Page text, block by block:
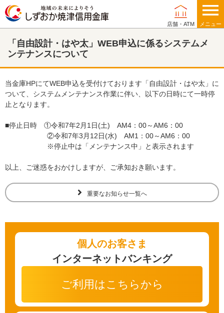
店舗・ATM メニュー
個人のお客さま
相談する
運用する
備える
便利なサービス
法人・事業主のお客さま
「自由設計・はや太」WEB申込に係るシステムメ
ンテナンスについて
当金庫HPにてWEB申込を受付けております「自由設計・はや太」に
ついて、システムメンテナンス作業に伴い、以下の日時にて一時停
止となります。
■停止日時 ①令和7年2月1日(土) AM4：00～AM6：00
②令和7年3月12日(水) AM1：00～AM6：00
※停止中は「メンテナンス中」と表示されます
以上、ご迷惑をおかけしますが、ご承知おき願います。
重要なお知らせ一覧へ
個人のお客さま
インターネットバンキング
ご利用はこちらから